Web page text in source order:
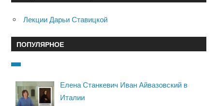
Лекции Дарьи Ставицкой
ПОПУЛЯРНОЕ
Елена Станкевич Иван Айвазовский в
Италии